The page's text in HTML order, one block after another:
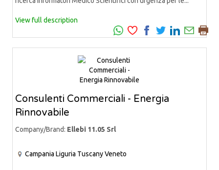
View full description
Consulenti Commerciali - Energia
Rinnovabile
Company/Brand: Ellebi 11.05 Srl
Campania Liguria TuscanyVeneto